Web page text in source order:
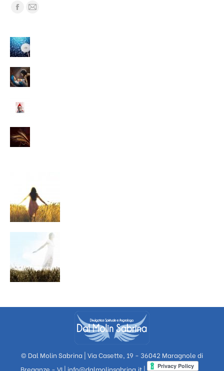
© Dal Molin Sabrina | Via Casette, 19 - 36042 Maragnole di
Breganze - VI | info@dalmolinsabrina.it |